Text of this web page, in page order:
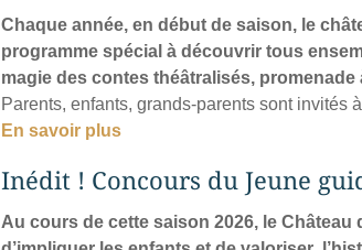
Chaque année, en début de saison, le
programme spécial à découvrir tous
magie des contes théâtralisés, promenade
Parents, enfants, grands-parents sont invités
En savoir plus
Inédit ! Concours du Jeune
Au cours de cette saison 2026, le Château